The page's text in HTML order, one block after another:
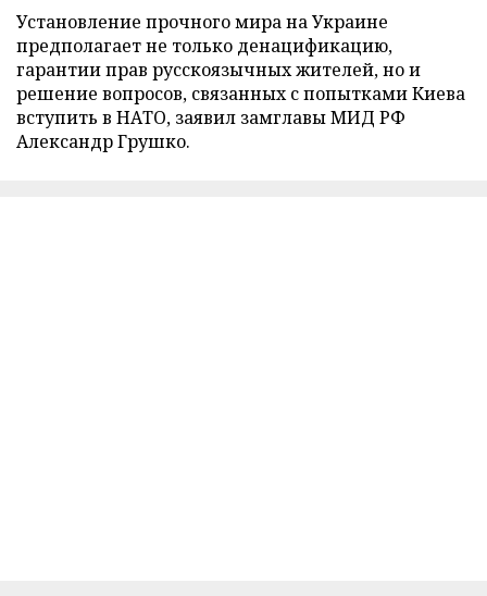
Установление прочного мира на Украине
предполагает не только денацификацию,
гарантии прав русскоязычных жителей, но и
решение вопросов, связанных с попытками Киева
вступить в НАТО, заявил замглавы МИД РФ
Александр Грушко.